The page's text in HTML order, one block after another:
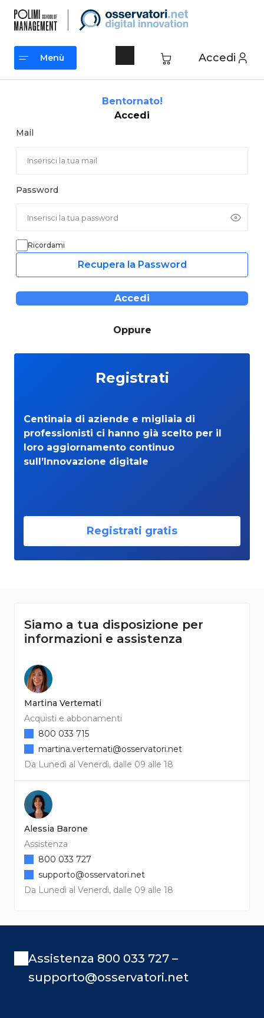
contenuto
Accedi
Menù
Bentornato!
Accedi
Mail
Password
Ricordami
Recupera la Password
Accedi
Oppure
Registrati
Centinaia di aziende e migliaia di
professionisti ci hanno già scelto per il
loro aggiornamento continuo
sull’Innovazione digitale
Registrati gratis
Siamo a tua disposizione per
informazioni e assistenza
Martina Vertemati
Acquisti e abbonamenti
Da Lunedì al Venerdì, dalle 09 alle 18
800 033 715
martina.vertemati@osservatori.net
Alessia Barone
Assistenza
Da Lunedì al Venerdì, dalle 09 alle 18
800 033 727
supporto@osservatori.net
Assistenza 800 033 727 –
supporto@osservatori.net